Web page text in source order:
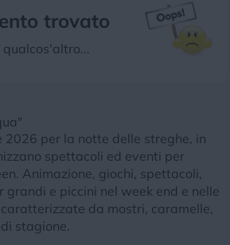
trovato
2026 per la notte delle streghe, in
spettacoli ed eventi per
Animazione, giochi, spettacoli,
grandi e piccini nel week end e nelle
da mostri, caramelle,
stagione.